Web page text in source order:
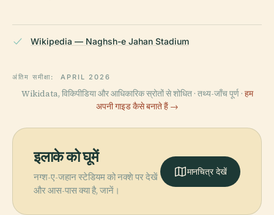
Wikipedia — Naghsh-e Jahan Stadium
अंतिम समीक्षा: APRIL 2026
Wikidata, विकिपीडिया और आधिकारिक स्रोतों से शोधित · तथ्य-जाँच पूर्ण · हम
अपनी गाइड कैसे बनाते हैं →
इलाके को घूमें
नग्श-ए-जहान स्टेडियम को नक्शे पर देखें
और आस-पास क्या है, जानें।
मानचित्र देखें